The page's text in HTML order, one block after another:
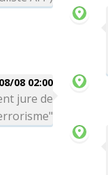
08/08 02:00
jure de